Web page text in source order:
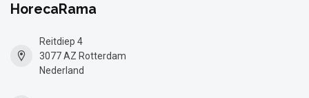
HorecaRama
Reitdiep 4
3077 AZ Rotterdam
Nederland